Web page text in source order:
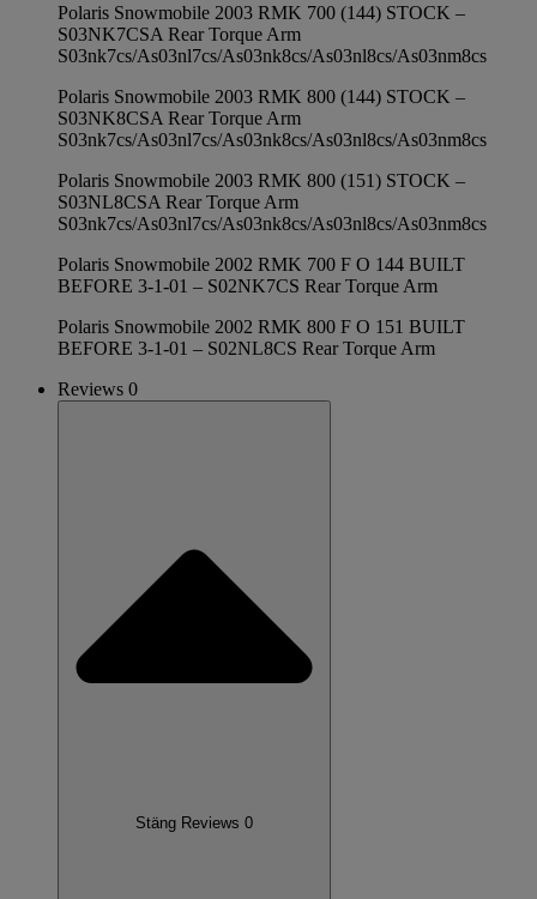
Polaris Snowmobile 2003 RMK 700 (144) STOCK –
S03NK7CSA Rear Torque Arm
S03nk7cs/As03nl7cs/As03nk8cs/As03nl8cs/As03nm8cs
Polaris Snowmobile 2003 RMK 800 (144) STOCK –
S03NK8CSA Rear Torque Arm
S03nk7cs/As03nl7cs/As03nk8cs/As03nl8cs/As03nm8cs
Polaris Snowmobile 2003 RMK 800 (151) STOCK –
S03NL8CSA Rear Torque Arm
S03nk7cs/As03nl7cs/As03nk8cs/As03nl8cs/As03nm8cs
Polaris Snowmobile 2002 RMK 700 F O 144 BUILT
BEFORE 3-1-01 – S02NK7CS Rear Torque Arm
Polaris Snowmobile 2002 RMK 800 F O 151 BUILT
BEFORE 3-1-01 – S02NL8CS Rear Torque Arm
Reviews 0
Stäng Reviews 0